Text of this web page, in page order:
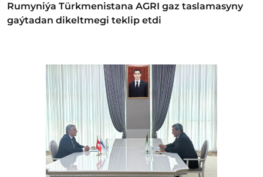
Rumyniýa Türkmenistana AGRI gaz taslamasyny
gaýtadan dikeltmegi teklip etdi